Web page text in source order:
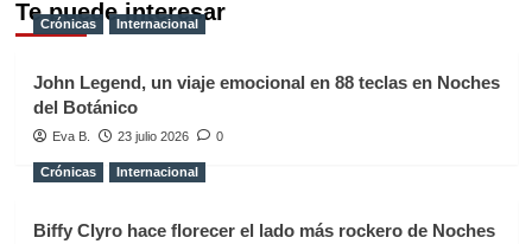
Te puede interesar
Crónicas Internacional
John Legend, un viaje emocional en 88 teclas en Noches
del Botánico
Eva B. 23 julio 2026 0
Crónicas Internacional
Biffy Clyro hace florecer el lado más rockero de Noches